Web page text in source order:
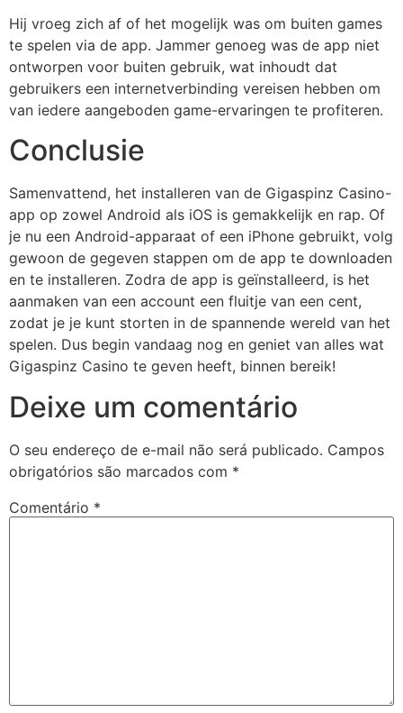
Hij vroeg zich af of het mogelijk was om buiten games
te spelen via de app. Jammer genoeg was de app niet
ontworpen voor buiten gebruik, wat inhoudt dat
gebruikers een internetverbinding vereisen hebben om
van iedere aangeboden game-ervaringen te profiteren.
Conclusie
Samenvattend, het installeren van de Gigaspinz Casino-
app op zowel Android als iOS is gemakkelijk en rap. Of
je nu een Android-apparaat of een iPhone gebruikt, volg
gewoon de gegeven stappen om de app te downloaden
en te installeren. Zodra de app is geïnstalleerd, is het
aanmaken van een account een fluitje van een cent,
zodat je je kunt storten in de spannende wereld van het
spelen. Dus begin vandaag nog en geniet van alles wat
Gigaspinz Casino te geven heeft, binnen bereik!
Deixe um comentário
O seu endereço de e-mail não será publicado. Campos
obrigatórios são marcados com *
Comentário *